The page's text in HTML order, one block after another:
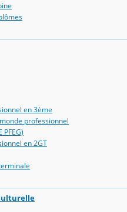
en 3ème
professionnel
en 2GT